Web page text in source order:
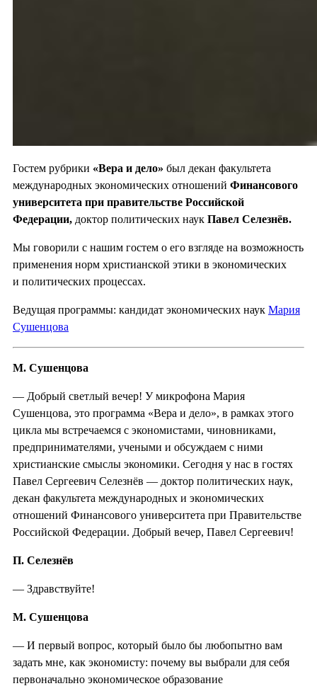
Гостем рубрики «Вера и дело» был декан факультета
международных экономических отношений Финансового
университета при правительстве Российской
Федерации, доктор политических наук Павел Селезнёв.
Мы говорили с нашим гостем о его взгляде на возможность
применения норм христианской этики в экономических
и политических процессах.
Ведущая программы: кандидат экономических наук Мария
Сушенцова
М. Сушенцова
— Добрый светлый вечер! У микрофона Мария
Сушенцова, это программа «Вера и дело», в рамках этого
цикла мы встречаемся с экономистами, чиновниками,
предпринимателями, учеными и обсуждаем с ними
христианские смыслы экономики. Сегодня у нас в гостях
Павел Сергеевич Селезнёв — доктор политических наук,
декан факультета международных и экономических
отношений Финансового университета при Правительстве
Российской Федерации. Добрый вечер, Павел Сергеевич!
П. Селезнёв
— Здравствуйте!
М. Сушенцова
— И первый вопрос, который было бы любопытно вам
задать мне, как экономисту: почему вы выбрали для себя
первоначально экономическое образование